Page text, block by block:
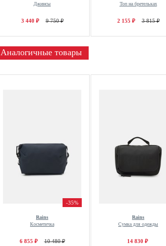
Джинсы
3 440 ₽ 9 750 ₽
Топ на бретельках
2 155 ₽ 3 815 ₽
Аналогичные товары
-35%
Rains
Косметичка
6 855 ₽ 10 480 ₽
Rains
Сумка для одежды
14 830 ₽